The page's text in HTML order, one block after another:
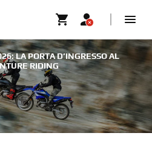
LA PORTA D’INGRESSO AL
RIDING